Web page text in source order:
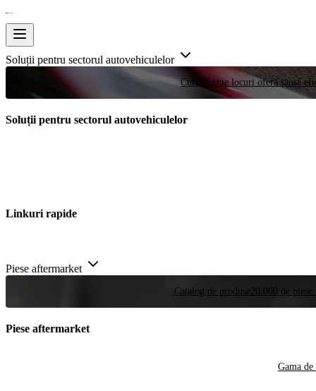
Soluții pentru sectorul autovehiculelor
Curse Puține locuri oferă șansa
Soluții pentru sectorul autovehiculelor
Linkuri rapide
Piese aftermarket
Catalog de produse 20.000 de
Piese aftermarket
Gama de